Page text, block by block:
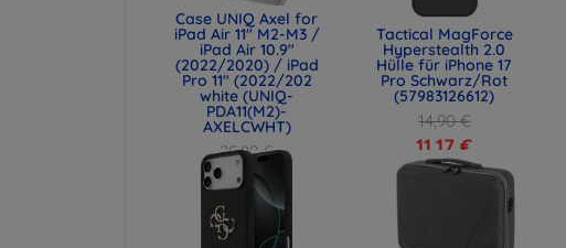
Case UNIQ Axel for
iPad Air 11" M2-M3 /
iPad Air 10.9"
(2022/2020) / iPad
Pro 11" (2022/202
white (UNIQ-
PDA11(M2)-
AXELCWHT)
25,89 €
19,42 €
Tactical MagForce
Hyperstealth 2.0
Hülle für iPhone 17
Pro Schwarz/Rot
(57983126612)
14,90 €
11,17 €